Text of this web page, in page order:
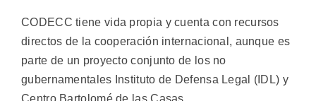
CODECC tiene vida propia y cuenta con recursos
directos de la cooperación internacional, aunque es
parte de un proyecto conjunto de los no
gubernamentales Instituto de Defensa Legal (IDL) y